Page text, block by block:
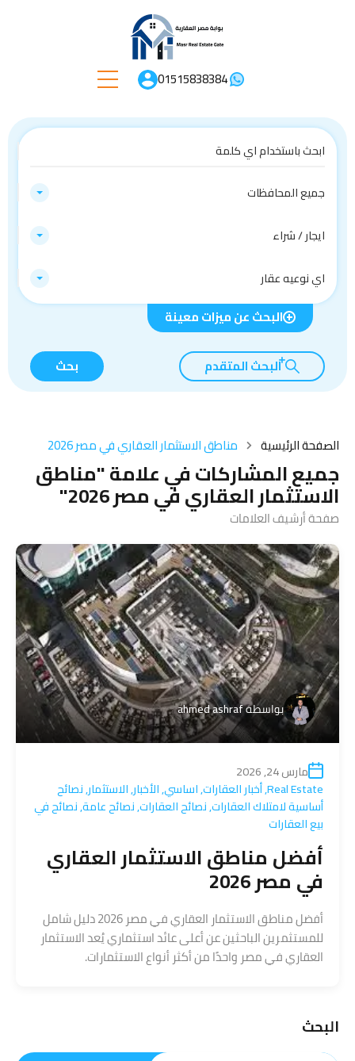
01515838384
جميع المحافظات
ايجار / شراء
اي نوعيه عقار
البحث عن ميزات معينة
البحث المتقدم بحث
الصفحة الرئيسية مناطق الاستثمار العقاري في مصر 2026
جميع المشاركات في علامة "مناطق
الاستثمار العقاري في مصر 2026"
صفحة أرشيف العلامات
بواسطةahmed ashraf
مارس 24, 2026
Real Estate
,أخبار العقارات,اساسي,الأخبار,الاستثمار,نصائح
أساسية لامتلاك العقارات,نصائح العقارات,نصائح عامة,نصائح في
بيع العقارات
أفضل مناطق الاستثمار العقاري
في مصر 2026
أفضل مناطق الاستثمار العقاري في مصر 2026 دليل شامل
للمستثمرين الباحثين عن أعلى عائد استثماري يُعد الاستثمار
العقاري في مصر واحدًا من أكثر أنواع الاستثمارات.
البحث